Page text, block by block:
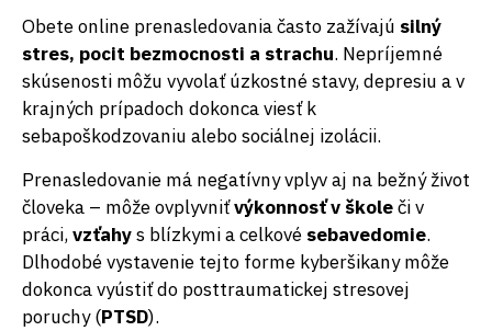
Obete online prenasledovania často zažívajú silný
stres, pocit bezmocnosti a strachu. Nepríjemné
skúsenosti môžu vyvolať úzkostné stavy, depresiu a v
krajných prípadoch dokonca viesť k
sebapoškodzovaniu alebo sociálnej izolácii.
Prenasledovanie má negatívny vplyv aj na bežný život
človeka – môže ovplyvniťvýkonnosť v školeči v
práci,vzťahys blízkymi a celkové sebavedomie.
Dlhodobé vystavenie tejto forme kyberšikany môže
dokonca vyústiť do posttraumatickej stresovej
poruchy (PTSD).